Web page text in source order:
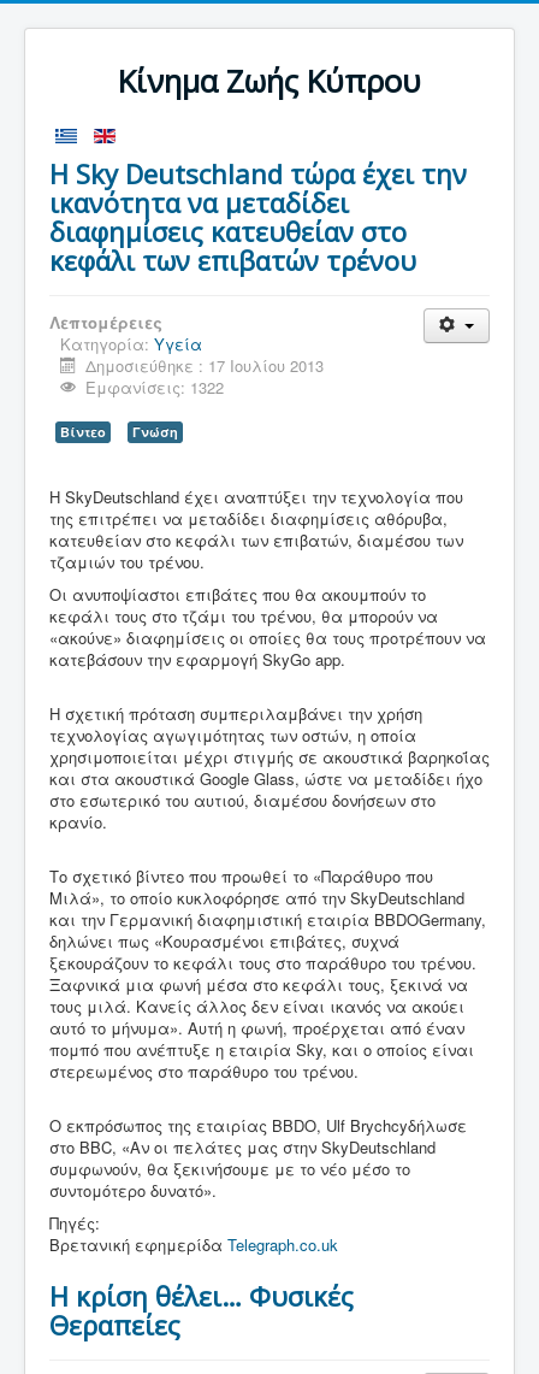
Κίνημα Ζωής Κύπρου
H Sky Deutschland τώρα έχει την
ικανότητα να μεταδίδει
διαφημίσεις κατευθείαν στο
κεφάλι των επιβατών τρένου
Λεπτομέρειες
Κατηγορία: Υγεία
Δημοσιεύθηκε : 17 Ιουλίου 2013
Εμφανίσεις: 1322
Βίντεο Γνώση
Η SkyDeutschland έχει αναπτύξει την τεχνολογία που
της επιτρέπει να μεταδίδει διαφημίσεις αθόρυβα,
κατευθείαν στο κεφάλι των επιβατών, διαμέσου των
τζαμιών του τρένου.
Οι ανυποψίαστοι επιβάτες που θα ακουμπούν το
κεφάλι τους στο τζάμι του τρένου, θα μπορούν να
«ακούνε» διαφημίσεις οι οποίες θα τους προτρέπουν να
κατεβάσουν την εφαρμογή SkyGo app.
Η σχετική πρόταση συμπεριλαμβάνει την χρήση
τεχνολογίας αγωγιμότητας των οστών, η οποία
χρησιμοποιείται μέχρι στιγμής σε ακουστικά βαρηκοΐας
και στα ακουστικά Google Glass, ώστε να μεταδίδει ήχο
στο εσωτερικό του αυτιού, διαμέσου δονήσεων στο
κρανίο.
Το σχετικό βίντεο που προωθεί το «Παράθυρο που
Μιλά», το οποίο κυκλοφόρησε από την SkyDeutschland
και την Γερμανική διαφημιστική εταιρία BBDOGermany,
δηλώνει πως «Κουρασμένοι επιβάτες, συχνά
ξεκουράζουν το κεφάλι τους στο παράθυρο του τρένου.
Ξαφνικά μια φωνή μέσα στο κεφάλι τους, ξεκινά να
τους μιλά. Κανείς άλλος δεν είναι ικανός να ακούει
αυτό το μήνυμα». Αυτή η φωνή, προέρχεται από έναν
πομπό που ανέπτυξε η εταιρία Sky, και ο οποίος είναι
στερεωμένος στο παράθυρο του τρένου.
Ο εκπρόσωπος της εταιρίας BBDO, Ulf Brychcyδήλωσε
στο BBC, «Αν οι πελάτες μας στην SkyDeutschland
συμφωνούν, θα ξεκινήσουμε με το νέο μέσο το
συντομότερο δυνατό».
Πηγές:
Βρετανική εφημερίδα Telegraph.co.uk
Η κρίση θέλει… Φυσικές
Θεραπείες